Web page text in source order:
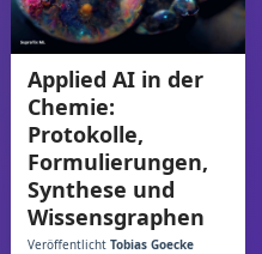
Applied AI in der
Chemie:
Protokolle,
Formulierungen,
Synthese und
Wissensgraphen
Veröffentlicht Tobias Goecke